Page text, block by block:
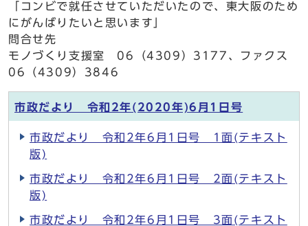
「コンビで就任させていただいたので、東大阪のため
にがんばりたいと思います」
問合せ先
モノづくり支援室 06（4309）3177、ファクス
06（4309）3846
市政だより 令和2年(2020年)6月1日号
市政だより 令和2年6月1日号 1面(テキスト
版)
市政だより 令和2年6月1日号 2面(テキスト
版)
市政だより 令和2年6月1日号 3面(テキスト